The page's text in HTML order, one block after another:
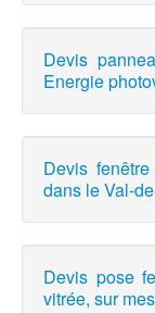
Devis
Energie
Devis
dans le Val-
Devis pose
vitrée, sur